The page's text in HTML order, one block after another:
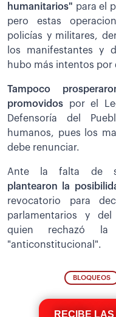
humanitarios" para el
pero estas
policías y militares,
los manifestantes y
hubo más intentos por
Tampoco
promovidos por el
Defensoría del
humanos, pues los
debe renunciar.
Ante la falta de
plantearon la
revocatorio para
parlamentarios y del
quien rechazó la
"anticonstitucional".
BLOQUEOS
RECIBE